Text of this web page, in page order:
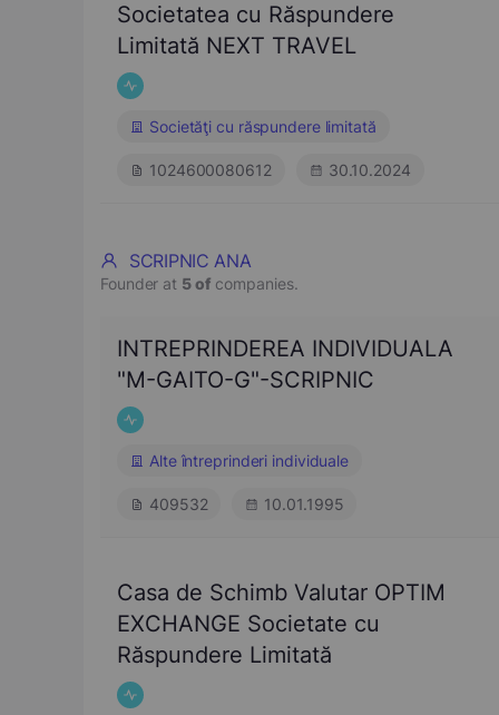
Societatea cu Răspundere
Limitată NEXT TRAVEL
Societăţi cu răspundere limitată
1024600080612 30.10.2024
SCRIPNIC ANA
Founder at 5 of companies.
INTREPRINDEREA INDIVIDUALA
"M-GAITO-G"-SCRIPNIC
Alte întreprinderi individuale
409532 10.01.1995
Casa de Schimb Valutar OPTIM
EXCHANGE Societate cu
Răspundere Limitată